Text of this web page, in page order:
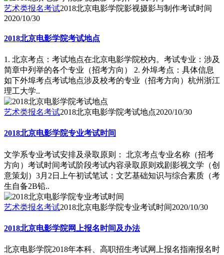
艺术类报名考试2018北京电影学院影视摄影与制作考试时间
2020/10/30
2018北京电影学院考试地点
1. 北京考点：考试地点在北京电影学院校内。考试专业：涉及
简章中列举的各个专业（招考方向） 2. 外埠考点：具体信息
如下外埠考点考试地点涉及校考的专业（招考方向）杭州浙江
理工大学..
艺术类报名考试2018北京电影学院考试地点2020/10/30
2018北京电影学院专业考试时间
文学系专业考试安排及录取原则： 北京考点专业名称（招考
方向）考试时间考试阶段考试内容录取原则戏剧影视文学（创
意策划）3月2日上午初试笔试：文艺基础知识与综合素质（考
生自备2B铅..
艺术类报名考试2018北京电影学院专业考试时间2020/10/30
2018北京电影学院网上报名时间及办法
北京电影学院2018年本科、高职招生考试网上报名指南报名时